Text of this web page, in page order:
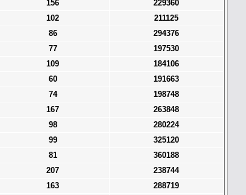
156
229360
102
211125
86
294376
77
197530
109
184106
60
191663
74
198748
167
263848
98
280224
99
325120
81
360188
207
238744
163
288719